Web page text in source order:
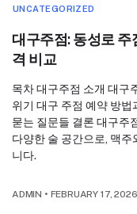
UNCATEGORIZED
대구주점: 동성로 주
격 비교
목차 대구주점 소개 대구
위기 대구 주점 예약 방
묻는 질문들 결론 대구주
다양한 술 공간으로, 맥
니다.
ADMIN • FEBRUARY 17, 2026